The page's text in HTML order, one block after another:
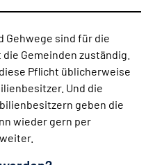
Gehwege sind für die
Gemeinden zuständig.
Pflicht üblicherweise
Und die
geben die
wieder gern per